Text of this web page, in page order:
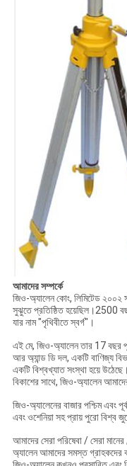
আমাদের সম্পর্কে
জিও-অ্যালেন কোং, লিমিটেড ২০০২
সুঝুতে প্রতিষ্ঠিত হয়েছিল।2500
যার নাম "পৃথিবীতে স্বর্গ"।
এই মে, জিও-অ্যালেন তার 17 বছর
আর অ্যান্ড ডি দল, একটি বাণিজ্য
একটি বিশ্বখ্যাত সংস্থা হয়ে
বিকাশের সাথে, জিও-অ্যালেন
জিও-অ্যালেনের বাজার পশ্চিম এবং
এবং ওশেনিয়া সহ প্রায় পুরো বিশ্ব
আমাদের সেরা পরিষেবা / সেরা
অ্যালেন আমাদের সমস্ত গ্রাহকদের